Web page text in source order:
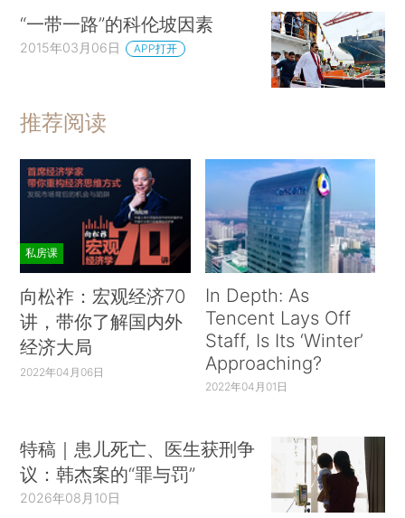
“一带一路”的科伦坡因素
2015年03月06日 APP打开
推荐阅读
私房课
向松祚：宏观经济70
讲，带你了解国内外
经济大局
2022年04月06日
In Depth: As
Tencent Lays Off
Staff, Is Its ‘Winter’
Approaching?
2022年04月01日
特稿｜患儿死亡、医生获刑争
议：韩杰案的“罪与罚”
2026年08月10日